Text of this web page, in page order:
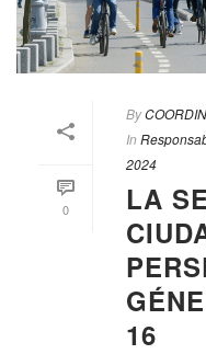
0
By
In
2024
LA
16